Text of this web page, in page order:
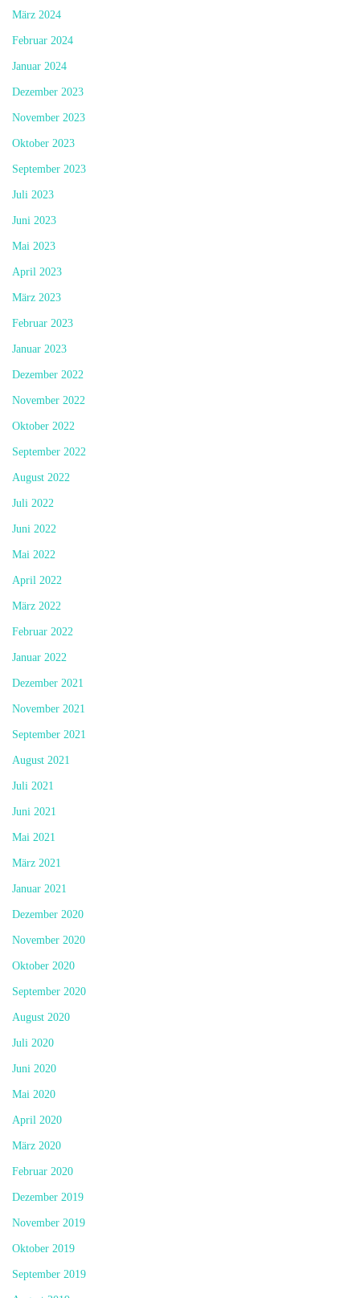
März 2024
Februar 2024
Januar 2024
Dezember 2023
November 2023
Oktober 2023
September 2023
Juli 2023
Juni 2023
Mai 2023
April 2023
März 2023
Februar 2023
Januar 2023
Dezember 2022
November 2022
Oktober 2022
September 2022
August 2022
Juli 2022
Juni 2022
Mai 2022
April 2022
März 2022
Februar 2022
Januar 2022
Dezember 2021
November 2021
September 2021
August 2021
Juli 2021
Juni 2021
Mai 2021
März 2021
Januar 2021
Dezember 2020
November 2020
Oktober 2020
September 2020
August 2020
Juli 2020
Juni 2020
Mai 2020
April 2020
März 2020
Februar 2020
Dezember 2019
November 2019
Oktober 2019
September 2019